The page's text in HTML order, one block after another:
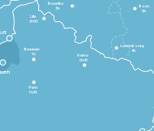
Paris
1h30
Beauvais
1h
Reims
2h45
Lille
2h30
Bruxelles
3h
Bonn
5h
Luxembourg
4h